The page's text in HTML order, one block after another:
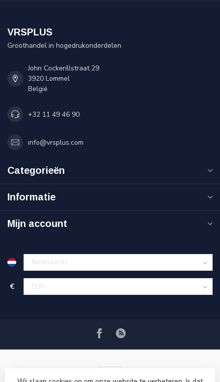
VRSPLUS
Groothandel in hogedrukonderdelen
John Cockerillstraat 29
3920 Lommel
België
+32 11 49 46 90
info@vrsplus.com
Categorieën
Informatie
Mijn account
€